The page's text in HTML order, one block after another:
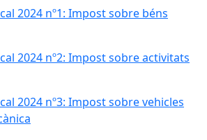
2024 nº1: Impost sobre béns
2024 nº2: Impost sobre activitats
2024 nº3: Impost sobre vehicles